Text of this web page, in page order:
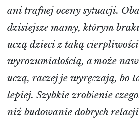
ani trafnej oceny sytuacji.
dzisiejsze mamy, którym
uczą dzieci z taką
wyrozumiałością, a może
uczą, raczej je wyręczają, bo
lepiej. Szybkie zrobienie
niż budowanie dobrych